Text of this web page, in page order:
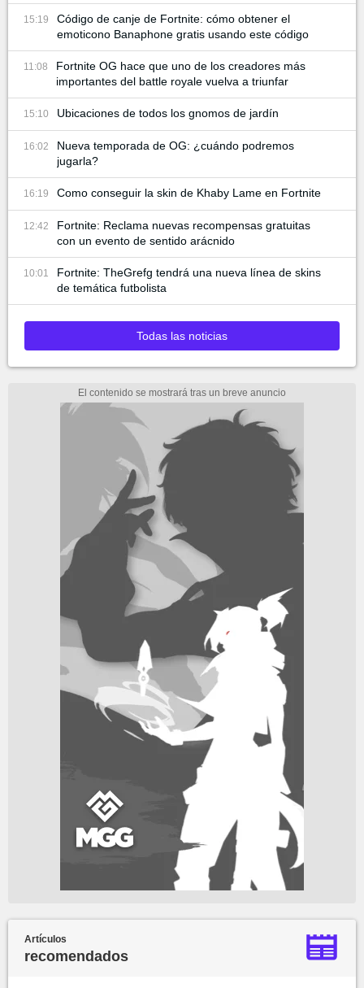
15:19
Código de canje de Fortnite: cómo obtener el
emoticono Banaphone gratis usando este código
11:08
Fortnite OG hace que uno de los creadores más
importantes del battle royale vuelva a triunfar
15:10 Ubicaciones de todos los gnomos de jardín
16:02
Nueva temporada de OG: ¿cuándo podremos
jugarla?
16:19 Como conseguir la skin de Khaby Lame en Fortnite
12:42
Fortnite: Reclama nuevas recompensas gratuitas
con un evento de sentido arácnido
10:01
Fortnite: TheGrefg tendrá una nueva línea de skins
de temática futbolista
Todas las noticias
Artículos
recomendados